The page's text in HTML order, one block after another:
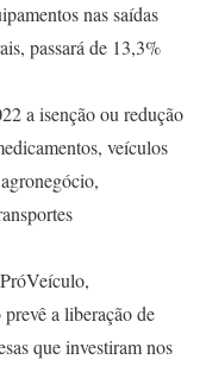
nas saídas
passará de 13,3%
a isenção ou redução
veículos
a liberação de
que investiram nos